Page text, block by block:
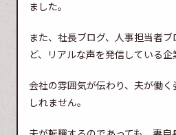
ました。
また、社長ブログ、人事担当者
ど、リアルな声を発信している企
会社の雰囲気が伝わり、夫が働
しれません。